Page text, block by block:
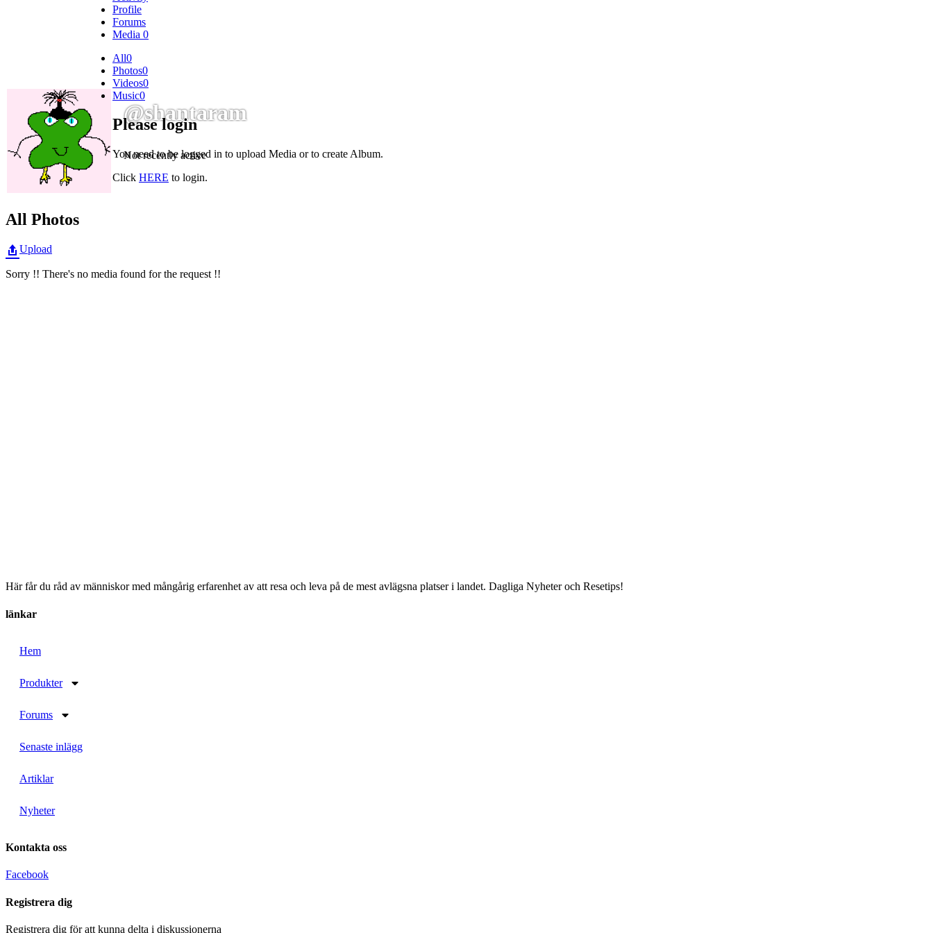
@shantaram
Not recently active
Profile
Forums
Media 0
All0
Photos0
Videos0
Music0
Please login
You need to be logged in to upload Media or to create Album.
Click HERE to login.
All Photos
Upload
Sorry !! There's no media found for the request !!
Här får du råd av människor med mångårig erfarenhet av att resa och leva på de mest avlägsna platser i landet. Dagliga Nyheter och Resetips!
länkar
Hem
Produkter
Forums
Senaste inlägg
Artiklar
Nyheter
Kontakta oss
Facebook
Registrera dig
Registrera dig för att kunna delta i diskussionerna